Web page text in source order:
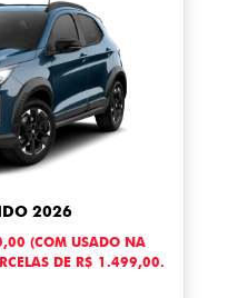
2026
(COM USADO NA
DE R$ 1.499,00.